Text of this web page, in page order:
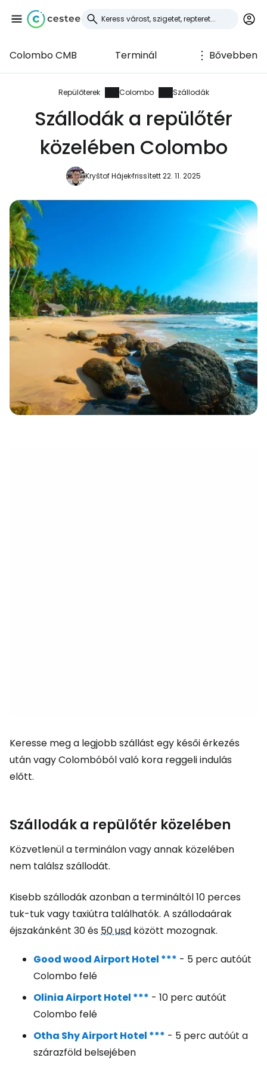
Colombo CMB Terminál Bővebben
Repülőterek Colombo Szállodák
Szállodák a repülőtér
közelében Colombo
Kryštof Hájekfrissített 22. 11. 2025
Keresse meg a legjobb szállást egy késői érkezés
után vagy Colombóból való kora reggeli indulás
előtt.
Szállodák a repülőtér közelében
Közvetlenül a terminálon vagy annak közelében
nem találsz szállodát.
Kisebb szállodák azonban a termináltól 10 perces
tuk-tuk vagy taxiútra találhatók. A szállodaárak
éjszakánként 30 és50 usd között mozognak.
Good wood Airport Hotel *** - 5 perc autóút
Colombo felé
Olinia Airport Hotel *** - 10 perc autóút
Colombo felé
Otha Shy Airport Hotel *** - 5 perc autóút a
szárazföld belsejében
Bejelentkezés a
Cestee-be
... az utazási közösség világszerte